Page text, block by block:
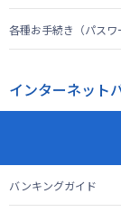
各種お手続き（パスワ
インターネット
バンキングガイド